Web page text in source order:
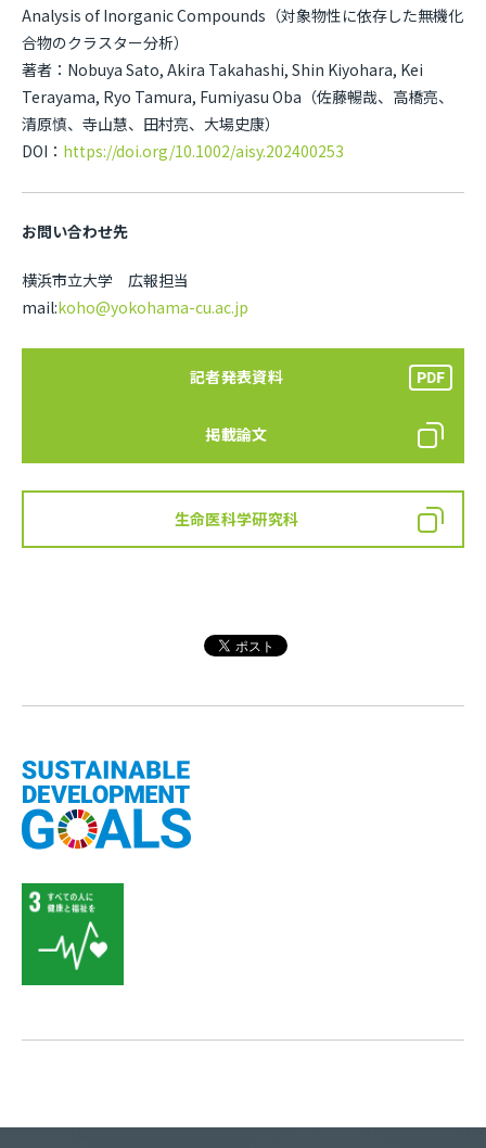
Analysis of Inorganic Compounds（対象物性に依存した無機化
合物のクラスター分析）
著者：Nobuya Sato, Akira Takahashi, Shin Kiyohara, Kei
Terayama, Ryo Tamura, Fumiyasu Oba（佐藤暢哉、高橋亮、
清原慎、寺山慧、田村亮、大場史康）
DOI： https://doi.org/10.1002/aisy.202400253
お問い合わせ先
横浜市立大学 広報担当
mail:koho@yokohama-cu.ac.jp
記者発表資料
掲載論文
生命医科学研究科